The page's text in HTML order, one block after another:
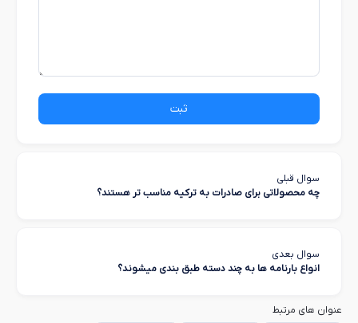
ثبت
سوال قبلی
چه محصولاتی برای صادرات به ترکیه مناسب تر هستند؟
سوال بعدی
انواع بارنامه ها به چند دسته طبق بندی میشوند؟
عنوان های مرتبط